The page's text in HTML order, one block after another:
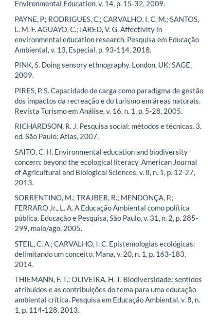
Environmental Education, v. 14, p. 15-32, 2009.
PAYNE, P.; RODRIGUES, C.; CARVALHO, I. C. M.; SANTOS,
L. M. F. AGUAYO, C.; IARED, V. G. Affectivity in
environmental education research. Pesquisa em Educação
Ambiental, v. 13, Especial, p. 93-114, 2018.
PINK, S. Doing sensory ethnography. London, UK: SAGE,
2009.
PIRES, P. S. Capacidade de carga como paradigma de gestão
dos impactos da recreação e do turismo em áreas naturais.
Revista Turismo em Análise, v. 16, n. 1, p. 5-28, 2005.
RICHARDSON, R. J. Pesquisa social: métodos e técnicas. 3.
ed. São Paulo: Atlas, 2007.
SAITO, C. H. Environmental education and biodiversity
concern: beyond the ecological literacy. American Journal
of Agricultural and Biological Sciences, v. 8, n. 1, p. 12-27,
2013.
SORRENTINO, M.; TRAJBER, R.; MENDONÇA, P.;
FERRARO Jr., L. A. A Educação Ambiental como política
pública. Educação e Pesquisa, São Paulo, v. 31, n. 2, p. 285-
299, maio/ago. 2005.
STEIL, C. A.; CARVALHO, I. C. Epistemologias ecológicas:
delimitando um conceito. Mana, v. 20, n. 1, p. 163-183,
2014.
THIEMANN, F. T.; OLIVEIRA, H. T. Biodiversidade: sentidos
atribuídos e as contribuições do tema para uma educação
ambiental crítica. Pesquisa em Educação Ambiental, v. 8, n.
1, p. 114-128, 2013.